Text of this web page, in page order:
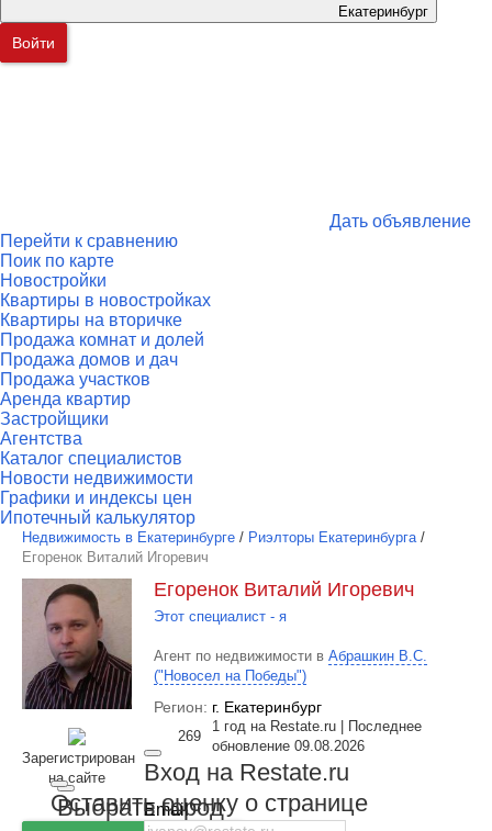
Екатеринбург
Войти
Дать объявление
Перейти к сравнению
Поик по карте
Новостройки
Квартиры в новостройках
Квартиры на вторичке
Продажа комнат и долей
Продажа домов и дач
Продажа участков
Аренда квартир
Застройщики
Агентства
Каталог специалистов
Новости недвижимости
Графики и индексы цен
Ипотечный калькулятор
Выбрать город
Вход на Restate.ru
Email
Недвижимость в Екатеринбурге / Риэлторы Екатеринбурга /
Егоренок Виталий Игоревич
Зарегистрирован
на сайте
Егоренок Виталий Игоревич
Этот специалист - я
Агент по недвижимости в Абрашкин В.С.
("Новосел на Победы")
Регион: г. Екатеринбург
269
1 год на Restate.ru | Последнее
обновление 09.08.2026
Оставить оценку о странице